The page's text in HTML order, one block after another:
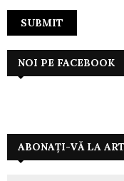
NOI PE FACEBOOK
ABONAȚI-VĂ LA